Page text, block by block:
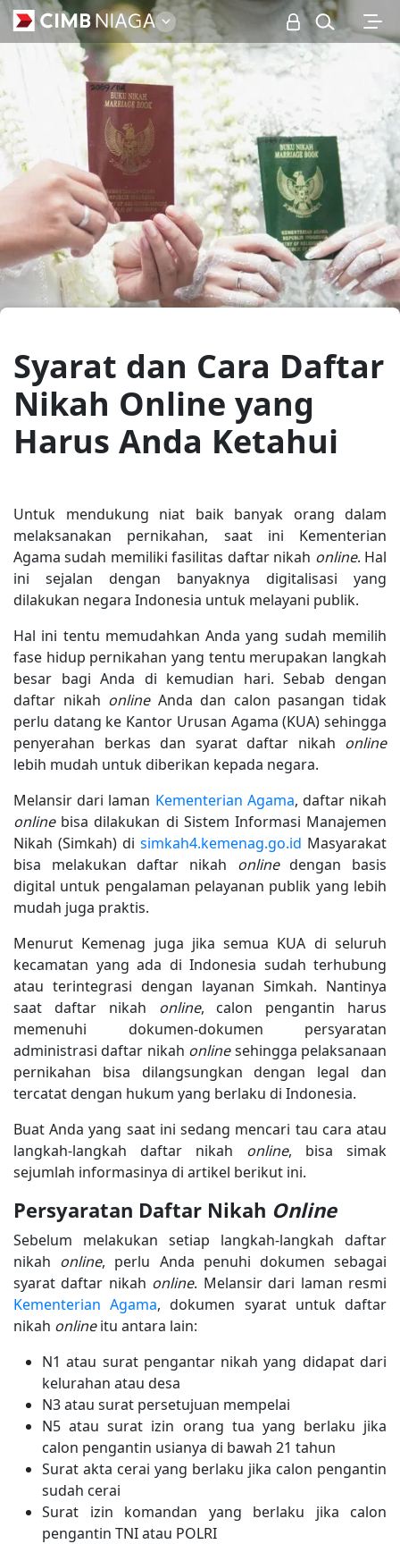
Personal
Syarat dan Cara Daftar
Nikah Online yang
Harus Anda Ketahui
Untuk mendukung niat baik banyak orang dalam
melaksanakan pernikahan, saat ini Kementerian
Agama sudah memiliki fasilitas daftar nikah online. Hal
ini sejalan dengan banyaknya digitalisasi yang
dilakukan negara Indonesia untuk melayani publik.
Hal ini tentu memudahkan Anda yang sudah memilih
fase hidup pernikahan yang tentu merupakan langkah
besar bagi Anda di kemudian hari. Sebab dengan
daftar nikah online Anda dan calon pasangan tidak
perlu datang ke Kantor Urusan Agama (KUA) sehingga
penyerahan berkas dan syarat daftar nikah online
lebih mudah untuk diberikan kepada negara.
Melansir dari laman Kementerian Agama, daftar nikah
online bisa dilakukan di Sistem Informasi Manajemen
Nikah (Simkah) di simkah4.kemenag.go.id Masyarakat
bisa melakukan daftar nikah onlinedengan basis
digital untuk pengalaman pelayanan publik yang lebih
mudah juga praktis.
Menurut Kemenag juga jika semua KUA di seluruh
kecamatan yang ada di Indonesia sudah terhubung
atau terintegrasi dengan layanan Simkah. Nantinya
saat daftar nikah online, calon pengantin harus
memenuhi dokumen-dokumen persyaratan
administrasi daftar nikah onlinesehingga pelaksanaan
pernikahan bisa dilangsungkan dengan legal dan
tercatat dengan hukum yang berlaku di Indonesia.
Buat Anda yang saat ini sedang mencari tau cara atau
langkah-langkah daftar nikah online, bisa simak
sejumlah informasinya di artikel berikut ini.
Persyaratan Daftar Nikah Online
Sebelum melakukan setiap langkah-langkah daftar
nikah online, perlu Anda penuhi dokumen sebagai
syarat daftar nikah online. Melansir dari laman resmi
Kementerian Agama, dokumen syarat untuk daftar
nikah onlineitu antara lain:
N1 atau surat pengantar nikah yang didapat dari
kelurahan atau desa
N3 atau surat persetujuan mempelai
N5 atau surat izin orang tua yang berlaku jika
calon pengantin usianya di bawah 21 tahun
Surat akta cerai yang berlaku jika calon pengantin
sudah cerai
Surat izin komandan yang berlaku jika calon
pengantin TNI atau POLRI